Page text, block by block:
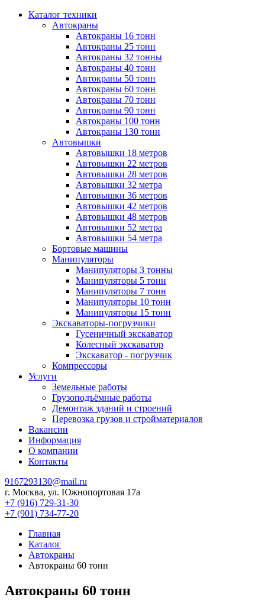
Каталог техники
Автокраны
Автокраны 16 тонн
Автокраны 25 тонн
Автокраны 32 тонны
Автокраны 40 тонн
Автокраны 50 тонн
Автокраны 60 тонн
Автокраны 70 тонн
Автокраны 90 тонн
Автокраны 100 тонн
Автокраны 130 тонн
Автовышки
Автовышки 18 метров
Автовышки 22 метров
Автовышки 28 метров
Автовышки 32 метра
Автовышки 36 метров
Автовышки 42 метров
Автовышки 48 метров
Автовышки 52 метра
Автовышки 54 метра
Бортовые машины
Манипуляторы
Манипуляторы 3 тонны
Манипуляторы 5 тонн
Манипуляторы 7 тонн
Манипуляторы 10 тонн
Манипуляторы 15 тонн
Экскаваторы-погрузчики
Гусеничный экскаватор
Колесный экскаватор
Экскаватор - погрузчик
Компрессоры
Услуги
Земельные работы
Грузоподъёмные работы
Демонтаж зданий и строений
Перевозка грузов и стройматериалов
Вакансии
Информация
О компании
Контакты
9167293130@mail.ru
г. Москва, ул. Южнопортовая 17а
+7 (916) 729-31-30
+7 (901) 734-77-20
Главная
Каталог
Автокраны
Автокраны 60 тонн
Автокраны 60 тонн